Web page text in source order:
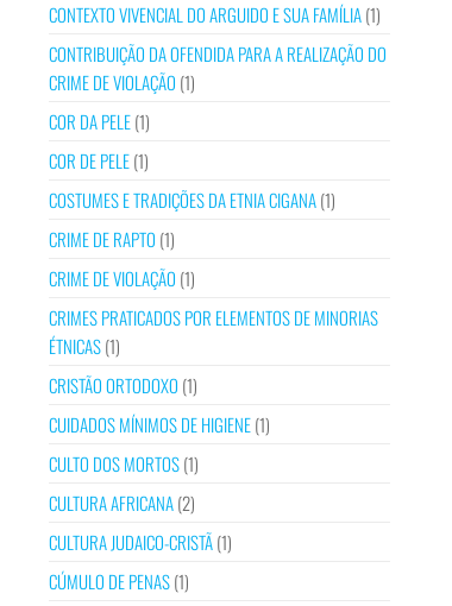
CONTEXTO VIVENCIAL DO ARGUIDO E SUA FAMÍLIA(1)
CONTRIBUIÇÃO DA OFENDIDA PARA A REALIZAÇÃO DO
CRIME DE VIOLAÇÃO (1)
COR DA PELE(1)
COR DE PELE(1)
COSTUMES E TRADIÇÕES DA ETNIA CIGANA(1)
CRIME DE RAPTO (1)
CRIME DE VIOLAÇÃO (1)
CRIMES PRATICADOS POR ELEMENTOS DE MINORIAS
ÉTNICAS(1)
CRISTÃO ORTODOXO (1)
CUIDADOS MÍNIMOS DE HIGIENE(1)
CULTO DOS MORTOS(1)
CULTURA AFRICANA(2)
CULTURA JUDAICO-CRISTÃ(1)
CÚMULO DE PENAS(1)